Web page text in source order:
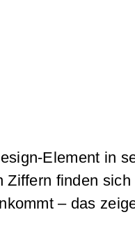
Element in
Ziffern finden
– das